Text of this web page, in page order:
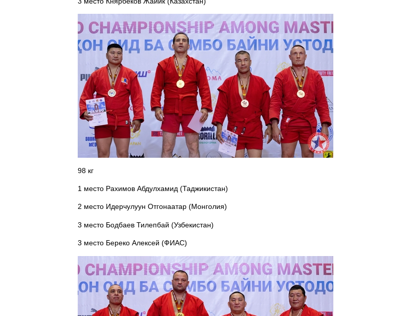
98 кг
1 место Рахимов Абдулхамид (Таджикистан)
2 место Идерчулуун Отгонаатар (Монголия)
3 место Бодбаев Тилепбай (Узбекистан)
3 место Береко Алексей (ФИАС)